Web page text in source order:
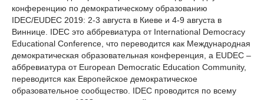
конференцию по демократическому образованию
IDEC/EUDEC 2019: 2-3 августа в Киеве и 4-9 августа в
Виннице. IDEC это аббревиатура от International Democracy
Educational Conference, что переводится как Международная
демократическая образовательная конференция, а EUDEC –
аббревиатура от European Democratic Education Community,
переводится как Европейское демократическое
образовательное сообщество. IDEC проводится по всему